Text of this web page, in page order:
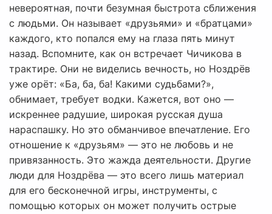
невероятная, почти безумная быстрота сближения
с людьми. Он называет «друзьями» и «братцами»
каждого, кто попался ему на глаза пять минут
назад. Вспомните, как он встречает Чичикова в
трактире. Они не виделись вечность, но Ноздрёв
уже орёт: «Ба, ба, ба! Какими судьбами?»,
обнимает, требует водки. Кажется, вот оно —
искреннее радушие, широкая русская душа
нараспашку. Но это обманчивое впечатление. Его
отношение к «друзьям» — это не любовь и не
привязанность. Это жажда деятельности. Другие
люди для Ноздрёва — это всего лишь материал
для его бесконечной игры, инструменты, с
помощью которых он может получить острые